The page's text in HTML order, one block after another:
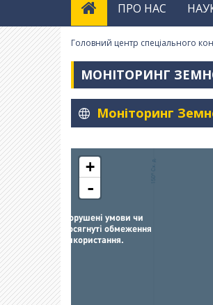
ПРО НАС
Головний центр спеціального
МОНІТОРИНГ
Моніторинг
+
-